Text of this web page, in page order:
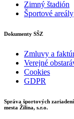
Zimný štadión
Športové areály
Dokumenty SŠZ
Zmluvy a
Verejné
Cookies
GDPR
Správa športových zariadení
mesta Žilina, s.r.o.